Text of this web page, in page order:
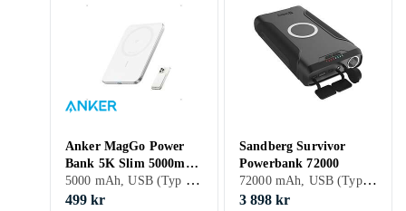
Anker MagGo Power
Bank 5K Slim 5000mAh
Qi2
5000 mAh, USB (Typ C), USB (Type C), Display, Inbyggd trådlös laddning, Stöd för snabbladdning, Genomgångsladdning, Magsafe kompatibel, 3 A
499 kr
Sandberg Survivor
Powerbank 72000
72000 mAh, USB (Typ C), Lampa, Display, Vattentålig, Inbyggd trådlös laddning, Stöd för snabbladdning, Genomgångsladdning, Eluttag, 5 A
3 898 kr